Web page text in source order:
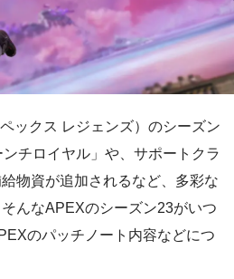
ックス レジェンズ）のシーズン
チロイヤル」や、サポートクラ
物資が追加されるなど、多彩な
んなAPEXのシーズン23がいつ
のパッチノート内容などにつ